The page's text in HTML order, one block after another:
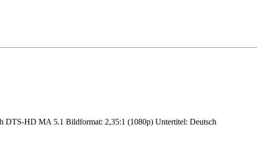
DTS-HD MA 5.1 Bildformat: 2,35:1 (1080p) Untertitel: Deutsch